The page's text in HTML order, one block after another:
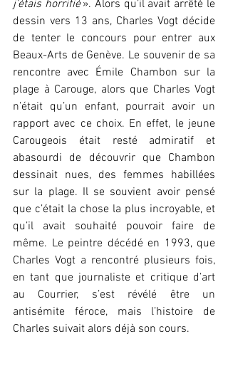
j’étais horrifié ». Alors qu’il avait arrêté le
dessin vers 13 ans, Charles Vogt décide
de tenter le concours pour entrer aux
Beaux-Arts de Genève. Le souvenir de sa
rencontre avec Émile Chambon sur la
plage à Carouge, alors que Charles Vogt
n’était qu’un enfant, pourrait avoir un
rapport avec ce choix. En effet, le jeune
Carougeois était resté admiratif et
abasourdi de découvrir que Chambon
dessinait nues, des femmes habillées
sur la plage. Il se souvient avoir pensé
que c’était la chose la plus incroyable, et
qu’il avait souhaité pouvoir faire de
même. Le peintre décédé en 1993, que
Charles Vogt a rencontré plusieurs fois,
en tant que journaliste et critique d’art
au Courrier, s’est révélé être un
antisémite féroce, mais l’histoire de
Charles suivait alors déjà son cours.